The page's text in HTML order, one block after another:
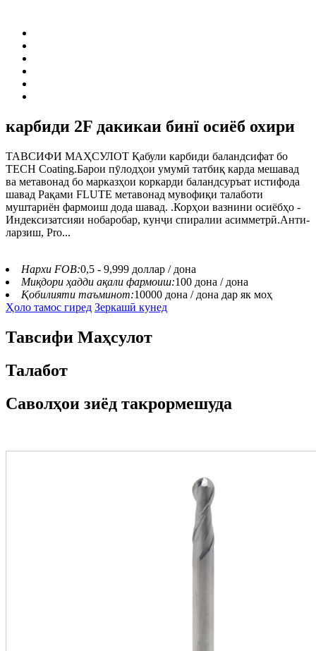
карбиди 2F дакикаи бинї осиёб охири
ТАВСИФИ МАҲСУЛОТ Қабули карбиди баландсифат бо
TECH Coating.Барои пӯлодҳои умумӣ татбиқ карда мешавад
ва метавонад бо марказҳои коркарди баландсуръат истифода
шавад Рақами FLUTE метавонад мувофиқи талаботи
муштариён фармоиш дода шавад. .Корҳои вазнини осиёбҳо -
Индексизатсияи нобаробар, кунҷи спиралии асимметрӣ.Анти-
ларзиш, Pro...
Нархи FOB:0,5 - 9,999 доллар / дона
Миқдори ҳадди ақали фармоиш:100 дона / дона
Қобилияти таъминот:10000 дона / дона дар як моҳ
Ҳоло тамос гиред Зеркашӣ кунед
Тавсифи Маҳсулот
Талабот
Саволҳои зиёд такрормешуда